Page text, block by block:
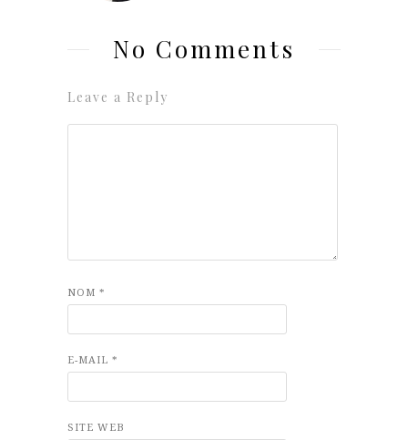
No Comments
Leave a Reply
NOM *
E-MAIL *
SITE WEB